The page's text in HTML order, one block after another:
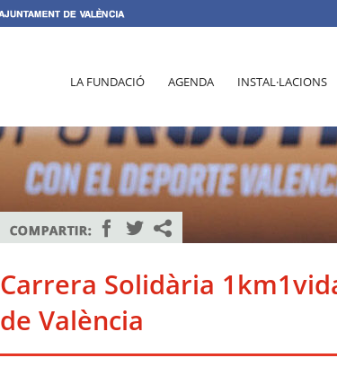
LA FUNDACIÓ AGENDA INSTAL·LACIONS
Carrera Solidària
de València